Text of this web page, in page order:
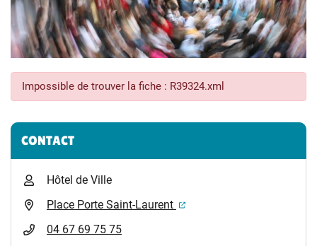
Impossible de trouver la fiche : R39324.xml
Informations complémentaires
CONTACT
Hôtel de Ville
Place Porte Saint-Laurent
(ouverture dans un
04 67 69 75 75